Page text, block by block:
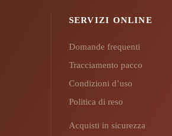
SERVIZI ONLINE
Domande frequenti
Tracciamento pacco
Condizioni d’uso
Politica di reso
Acquisti in sicurezza